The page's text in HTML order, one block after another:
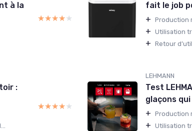
à la
★★★★★
★★★★★
fait le job
+ Production
+ Utilisation
+ Retour
:
★★★★★
★★★★★
LEHMANN
Test
glaçons
+ Production
+ Utilisation